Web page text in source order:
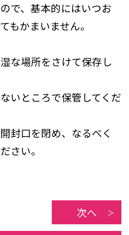
で、基本的にはいつお
もかまいません。
な場所をさけて保存し
いところで保管してくだ
封口を閉め、なるべく
さい。
次へ